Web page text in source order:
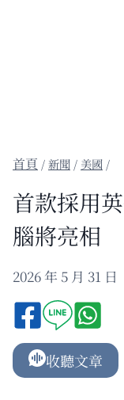
/新聞 / 美國 /
首款採用
腦將亮相
2026 年 5 月 31 日
收聽文章